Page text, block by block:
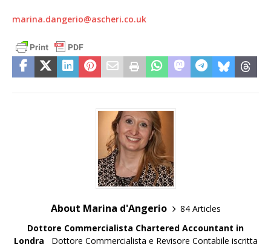
marina.dangerio@ascheri.co.uk
About Marina d'Angerio
84 Articles
Dottore Commercialista Chartered Accountant in
Londra Dottore Commercialista e Revisore Contabile iscritta